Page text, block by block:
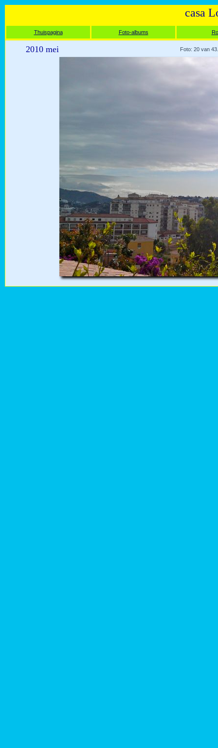
casa
Thuispagina Foto-albums
2010 mei Foto: 20 van 43.